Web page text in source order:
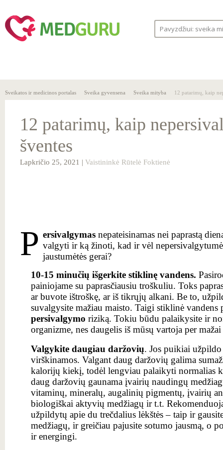
Sveikatos ir medicinos portalas Sveika gyvensena Sveika mityba 12 patarimų, kaip
12 patarimų, kaip
šventes
Lapkričio 25, 2021 | Vaistininkė Rūtelė Foktienė
P ersivalgymas nepateisinamas nei paprastą
valgyti ir ką žinoti, kad ir vėl
jaustumėtės gerai?
10-15 minučių išgerkite stiklinę vandens.
painiojame su paprasčiausiu troškuliu. Toks
ar buvote ištroškę, ar iš tikrųjų alkani. Be to,
suvalgysite mažiau maisto. Taigi stiklinė vandens
persivalgymo riziką. Tokiu būdu palaikysite ir
organizme, nes daugelis iš mūsų vartoja per
Valgykite daugiau daržovių. Jos puikiai
virškinamos. Valgant daug daržovių galima
kalorijų kiekį, todėl lengviau palaikyti normalias
daug daržovių gaunama įvairių naudingų
vitaminų, mineralų, augalinių pigmentų, įvairių
biologiškai aktyvių medžiagų ir t.t.
užpildytų apie du trečdalius lėkštės – taip ir
medžiagų, ir greičiau pajusite sotumo jausmą, o
ir energingi.